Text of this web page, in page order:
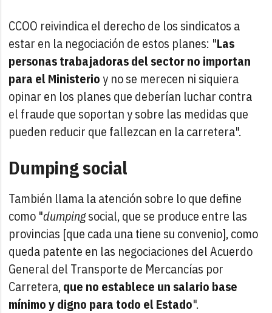
CCOO reivindica el derecho de los sindicatos a
estar en la negociación de estos planes: "Las
personas trabajadoras del sector no importan
para el Ministerioy no se merecen ni siquiera
opinar en los planes que deberían luchar contra
el fraude que soportan y sobre las medidas que
pueden reducir que fallezcan en la carretera".
Dumping social
También llama la atención sobre lo que define
como "dumpingsocial, que se produce entre las
provincias [que cada una tiene su convenio], como
queda patente en las negociaciones del Acuerdo
General del Transporte de Mercancías por
Carretera,que no establece un salario base
mínimo y digno para todo el Estado".